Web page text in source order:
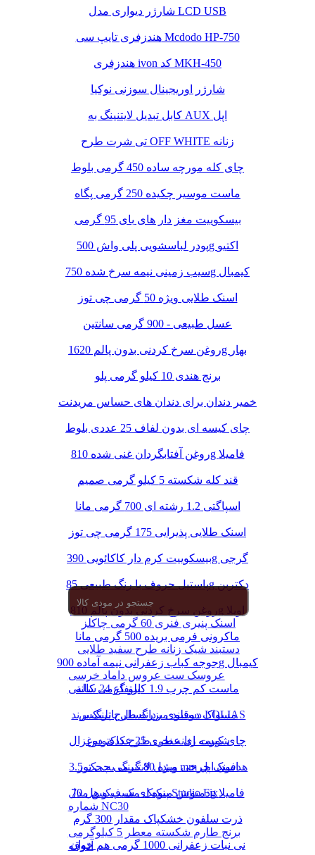
اسنک پنیری فنری 60 گرمی چاکلز
دستبند شیک زنانه طرح سفید طلایی
عروسک ست عروس داماد خرسی
ارتفاع 24 سانتی
دستبند مردانه طرح پلنگ برند LOLIAS
شورت زنانه نخی طرح کاکتوس
مبدل لایتنینگ به جک 3.5 mm هدفون اپل
پنکیک مک فیکس مدل Studio Fix
شماره NC30
برنج طارم شکسته معطر 5 کیلوگرمی
آذوقه
شارژر دیواری مدل LCD USB
هندزفری تایپ سی Mcdodo HP-750
هندزفری ivon کد MKH-450
شارژر اوریجینال سوزنی نوکیا
کابل تبدیل لایتنینگ به AUX اپل
تی شرت طرح OFF WHITE زنانه
چای کله مورچه ساده 450 گرمی بلوط
ماست موسیر چکیده 250 گرمی پگاه
بیسکوییت مغز دار های بای 95 گرمی
پودر لباسشویی پلی واش 500g اکتیو
سیب زمینی نیمه سرخ شده 750g کیمبال
اسنک طلایی ویژه 50 گرمی چی توز
عسل طبیعی - 900 گرمی سانتین
روغن سرخ کردنی بدون پالم 1620g بهار
برنج هندی 10 کیلو گرمی پلو
خمیر دندان برای دندان های حساس مریدنت
چای کیسه ای بدون لفاف 25 عددی بلوط
روغن آفتابگردان غنی شده 810g فامیلا
قند کله شکسته 5 کیلو گرمی صمیم
اسپاگتی 1.2 رشته ای 700 گرمی مانا
اسنک طلایی پذیرایی 175 گرمی چی توز
بیسکوییت کرم دار کاکائویی 390g گرجی
پاستیل حروف با رنگ طبیعی 85g دکتربن
روغن سرخ کردنی بدون پالم 810g اویلا
ماکرونی فرمی بریده 500 گرمی مانا
جوجه کباب زعفرانی نیمه آماده 900g کیمبال
ماست کم چرب 1.9 کیلو گرمی کاله
مسواک دوقلوی بزرگسال پاتریکس
چای کیسه ای عطری 25 عددی دوغزال
اسنک چرخی ویژه 80 گرمی چی توز
دمنوش میوه ای سیب و هل 70g فامیلا
ذرت سلفون خشکپاک مقدار 300 گرم
نی نبات زعفرانی 1000 گرمی هم خوان